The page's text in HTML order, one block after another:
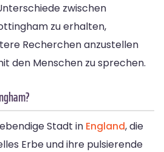
zwischen
zu erhalten,
Recherchen anzustellen
den Menschen zu sprechen.
Stadt in England, die
Erbe und ihre pulsierende